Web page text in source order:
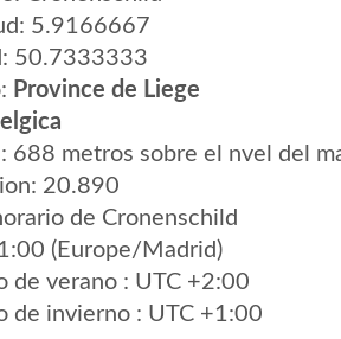
5.9166667
50.7333333
Province de Liege
688 metros sobre el nvel del
20.890
de Cronenschild
(Europe/Madrid)
de verano : UTC +2:00
de invierno : UTC +1:00